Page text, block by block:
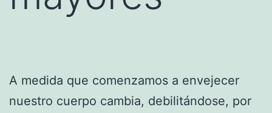
A medida que comenzamos a envejecer
nuestro cuerpo cambia, debilitándose, por